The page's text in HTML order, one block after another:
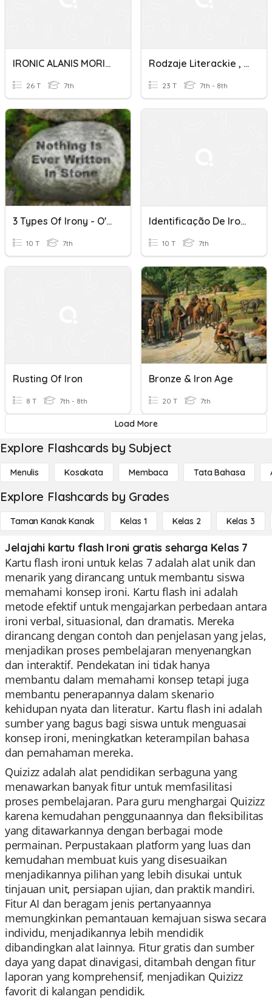
IRONIC ALANIS MORISSETTE
26 T 7th
Rodzaje Literackie , Terminy Literackie Ironia
23 T 7th - 8th
3 Types Of Irony - O'Henry!
10 T 7th
Identificação De Ironia E Humor Em Textos
10 T 7th
Rusting Of Iron
8 T 7th - 8th
Bronze & Iron Age
20 T 7th
Load More
Explore Flashcards by Subject
Menulis Kosakata Membaca Tata Bahasa
Explore Flashcards by Grades
Taman Kanak Kanak Kelas 1 Kelas 2 Kelas 3
Jelajahi kartu flash Ironi gratis seharga Kelas 7
Kartu flash ironi untuk kelas 7 adalah alat unik dan
menarik yang dirancang untuk membantu siswa
memahami konsep ironi. Kartu flash ini adalah
metode efektif untuk mengajarkan perbedaan antara
ironi verbal, situasional, dan dramatis. Mereka
dirancang dengan contoh dan penjelasan yang jelas,
menjadikan proses pembelajaran menyenangkan
dan interaktif. Pendekatan ini tidak hanya
membantu dalam memahami konsep tetapi juga
membantu penerapannya dalam skenario
kehidupan nyata dan literatur. Kartu flash ini adalah
sumber yang bagus bagi siswa untuk menguasai
konsep ironi, meningkatkan keterampilan bahasa
dan pemahaman mereka.
Quizizz adalah alat pendidikan serbaguna yang
menawarkan banyak fitur untuk memfasilitasi
proses pembelajaran. Para guru menghargai Quizizz
karena kemudahan penggunaannya dan fleksibilitas
yang ditawarkannya dengan berbagai mode
permainan. Perpustakaan platform yang luas dan
kemudahan membuat kuis yang disesuaikan
menjadikannya pilihan yang lebih disukai untuk
tinjauan unit, persiapan ujian, dan praktik mandiri.
Fitur AI dan beragam jenis pertanyaannya
memungkinkan pemantauan kemajuan siswa secara
individu, menjadikannya lebih mendidik
dibandingkan alat lainnya. Fitur gratis dan sumber
daya yang dapat dinavigasi, ditambah dengan fitur
laporan yang komprehensif, menjadikan Quizizz
favorit di kalangan pendidik.